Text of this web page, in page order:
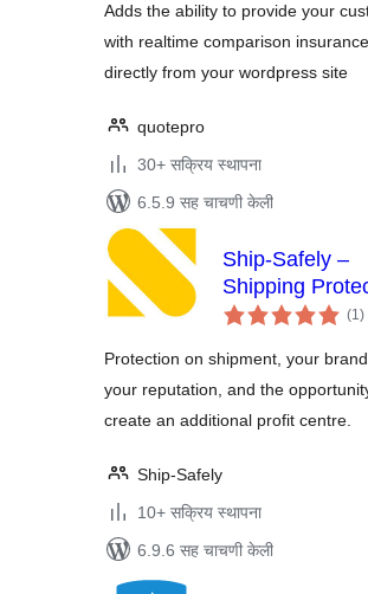
Adds the ability to provide your
with realtime comparison
directly from your wordpress site
quotepro
30+ सक्रिय स्थापना
6.5.9 सह चाचणी केली
Ship-Safely –
Shipping
for
(1)
Protection on shipment, your
your reputation, and the
create an additional profit centre.
Ship-Safely
10+ सक्रिय स्थापना
6.9.6 सह चाचणी केली